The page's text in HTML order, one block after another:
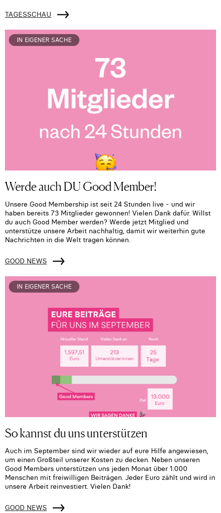
TAGESSCHAU
IN EIGENER SACHE
Werde auch DU Good Member!
Unsere Good Membership ist seit 24 Stunden live - und wir
haben bereits 73 Mitglieder gewonnen! Vielen Dank dafür. Willst
du auch Good Member werden? Werde jetzt Mitglied und
unterstütze unsere Arbeit nachhaltig, damit wir weiterhin gute
Nachrichten in die Welt tragen können.
GOOD NEWS
IN EIGENER SACHE
So kannst du uns unterstützen
Auch im September sind wir wieder auf eure Hilfe angewiesen,
um einen Großteil unserer Kosten zu decken. Neben unseren
Good Members unterstützen uns jeden Monat über 1.000
Menschen mit freiwilligen Beiträgen. Jeder Euro zählt und wird in
unsere Arbeit reinvestiert. Vielen Dank!
GOOD NEWS